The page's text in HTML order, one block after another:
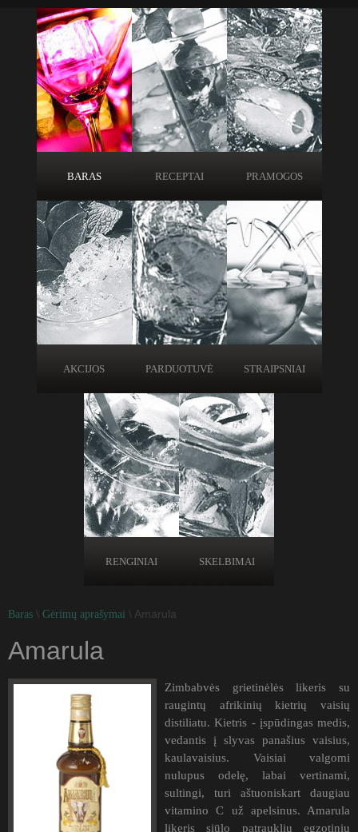
BARAS RECEPTAI PRAMOGOS
AKCIJOS PARDUOTUVĖ STRAIPSNIAI
RENGINIAI SKELBIMAI
Baras \ Gėrimų aprašymai \ Amarula
Amarula
Zimbabvės grietinėlės likeris su
raugintų afrikinių kietrių vaisių
distiliatu. Kietris - įspūdingas medis,
vedantis į slyvas panašius vaisius,
kaulavaisius. Vaisiai valgomi
nulupus odelę, labai vertinami,
sultingi, turi aštuoniskart daugiau
vitamino C už apelsinus. Amarula
likeris siūlo patrauklių egzotinių